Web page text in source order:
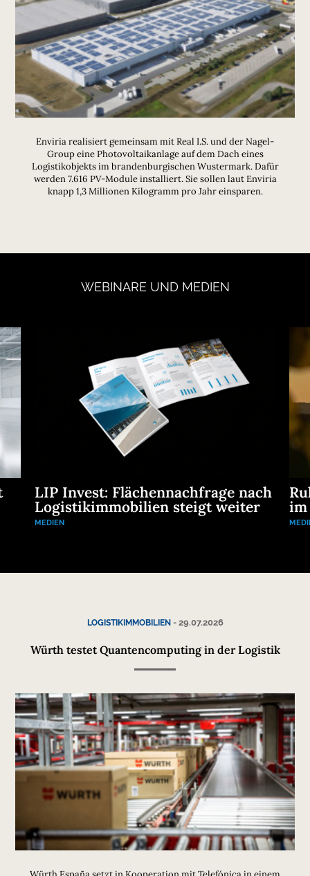
Enviria realisiert gemeinsam mit Real I.S. und der Nagel-
Group eine Photovoltaikanlage auf dem Dach eines
Logistikobjekts im brandenburgischen Wustermark. Dafür
werden 7.616 PV-Module installiert. Sie sollen laut Enviria
knapp 1,3 Millionen Kilogramm pro Jahr einsparen.
WEBINAREUND MEDIEN
LIP Invest: Flächennachfrage nach
Logistikimmobilien steigt weiter
MEDIEN
im
LOGISTIKIMMOBILIEN- 29.07.2026
Würth testet Quantencomputing in der Logistik